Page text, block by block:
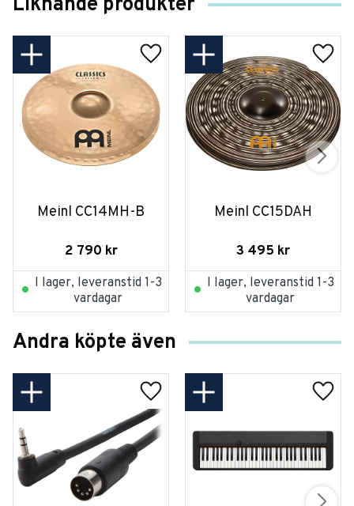
Meinl CC14MH-B
2 790 kr
I lager, leveranstid 1-3
vardagar
Meinl CC15DAH
3 495 kr
I lager, leveranstid 1-3
vardagar
Andra köpte även